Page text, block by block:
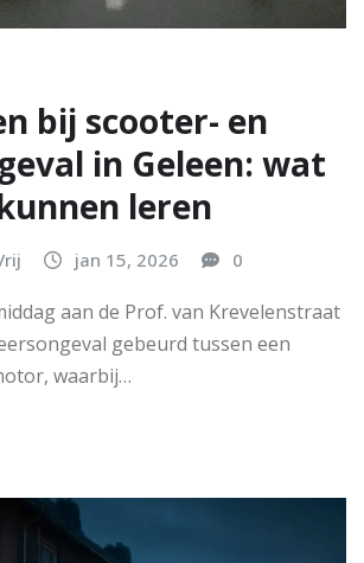
bij scooter- en
in Geleen: wat
leren
jan 15, 2026 0
aan de Prof. van Krevelenstraat
gebeurd tussen een
waarbij…